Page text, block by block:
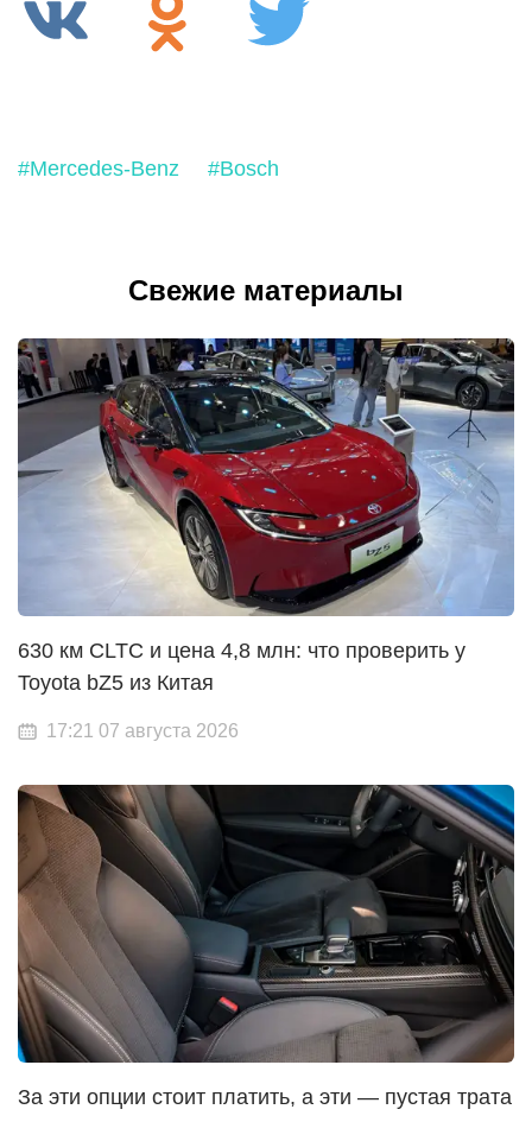
#Mercedes-Benz #Bosch
Свежие материалы
630 км CLTC и цена 4,8 млн: что проверить у
Toyota bZ5 из Китая
17:21 07 августа 2026
За эти опции стоит платить, а эти — пустая трата